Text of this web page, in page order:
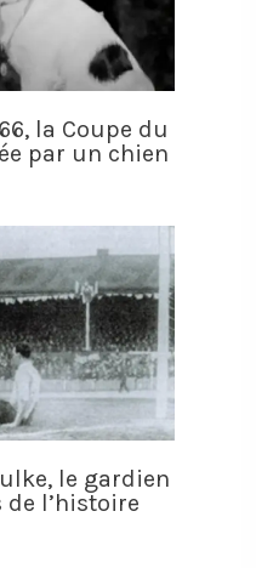
la Coupe du
par un chien
le gardien
l’histoire